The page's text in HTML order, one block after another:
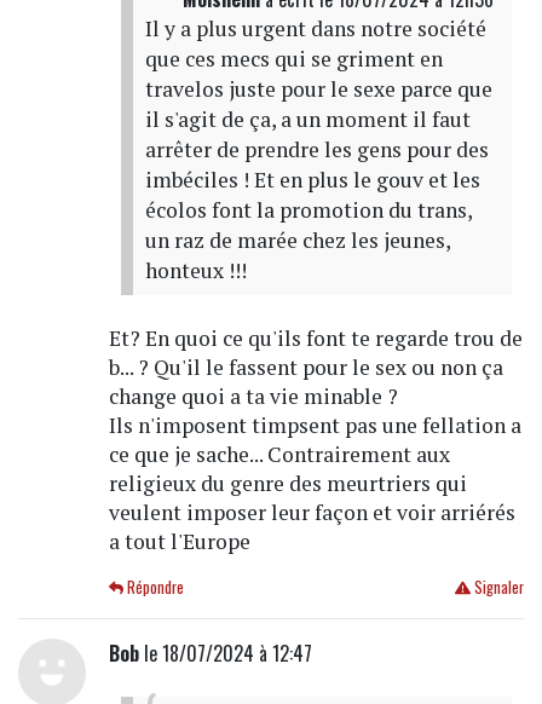
Il y a plus urgent dans notre société
que ces mecs qui se griment en
travelos juste pour le sexe parce que
il s'agit de ça, a un moment il faut
arrêter de prendre les gens pour des
imbéciles ! Et en plus le gouv et les
écolos font la promotion du trans,
un raz de marée chez les jeunes,
honteux !!!
Et? En quoi ce qu'ils font te regarde trou de
b... ? Qu'il le fassent pour le sex ou non ça
change quoi a ta vie minable ?
Ils n'imposent timpsent pas une fellation a
ce que je sache... Contrairement aux
religieux du genre des meurtriers qui
veulent imposer leur façon et voir arriérés
a tout l'Europe
Signaler
Répondre
Boble 18/07/2024 à 12:47